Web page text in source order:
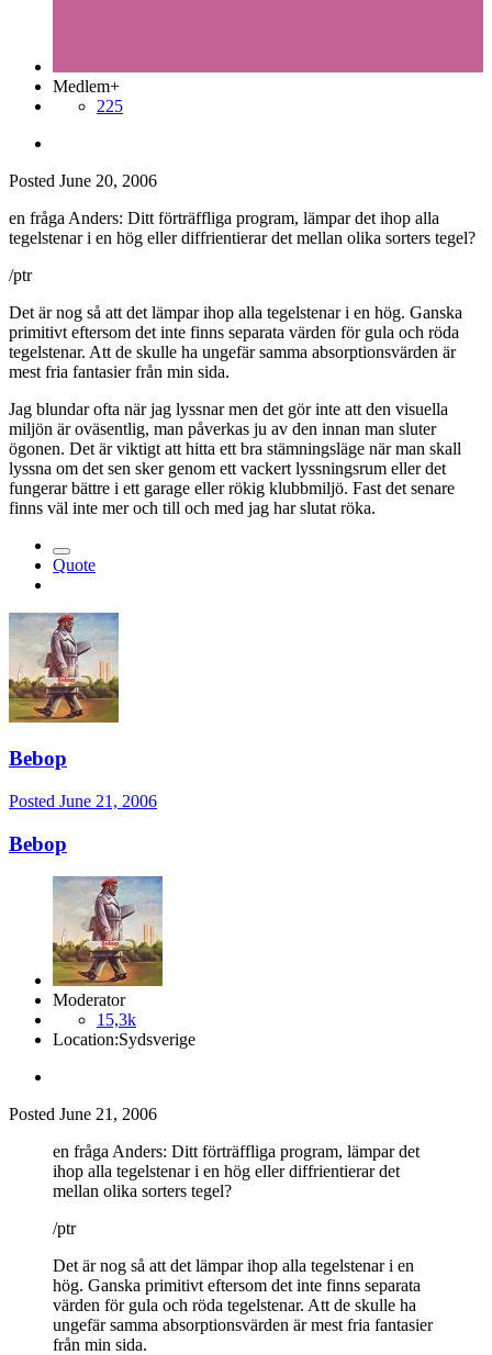
Medlem+
225
Posted June 20, 2006
en fråga Anders: Ditt förträffliga program, lämpar det ihop alla
tegelstenar i en hög eller diffrientierar det mellan olika sorters tegel?
/ptr
Det är nog så att det lämpar ihop alla tegelstenar i en hög. Ganska
primitivt eftersom det inte finns separata värden för gula och röda
tegelstenar. Att de skulle ha ungefär samma absorptionsvärden är
mest fria fantasier från min sida.
Jag blundar ofta när jag lyssnar men det gör inte att den visuella
miljön är oväsentlig, man påverkas ju av den innan man sluter
ögonen. Det är viktigt att hitta ett bra stämningsläge när man skall
lyssna om det sen sker genom ett vackert lyssningsrum eller det
fungerar bättre i ett garage eller rökig klubbmiljö. Fast det senare
finns väl inte mer och till och med jag har slutat röka.
Quote
Bebop
Posted June 21, 2006
Bebop
Moderator
15,3k
Location:Sydsverige
Posted June 21, 2006
en fråga Anders: Ditt förträffliga program, lämpar det
ihop alla tegelstenar i en hög eller diffrientierar det
mellan olika sorters tegel?
/ptr
Det är nog så att det lämpar ihop alla tegelstenar i en
hög. Ganska primitivt eftersom det inte finns separata
värden för gula och röda tegelstenar. Att de skulle ha
ungefär samma absorptionsvärden är mest fria fantasier
från min sida.